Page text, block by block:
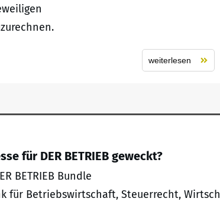
weiterlesen
für DER BETRIEB geweckt?
BETRIEB Bundle
für Betriebswirtschaft, Steuerrecht,